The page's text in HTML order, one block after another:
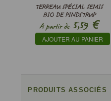
TERREAU SPÉCIAL SEMIS
BIO DE PINDSTRUP
À partir de5,59 €
AJOUTER AU PANIER
PRODUITS ASSOCIÉS